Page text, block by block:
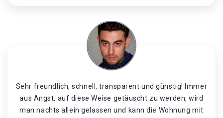
Sehr freundlich, schnell, transparent und günstig! Immer
aus Angst, auf diese Weise getäuscht zu werden, wird
man nachts allein gelassen und kann die Wohnung mit